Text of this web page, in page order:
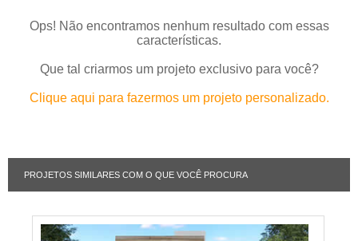
Ops! Não encontramos nenhum resultado com essas
características.
Que tal criarmos um projeto exclusivo para você?
Clique aqui para fazermos um projeto personalizado.
PROJETOS SIMILARES COM O QUE VOCÊ PROCURA